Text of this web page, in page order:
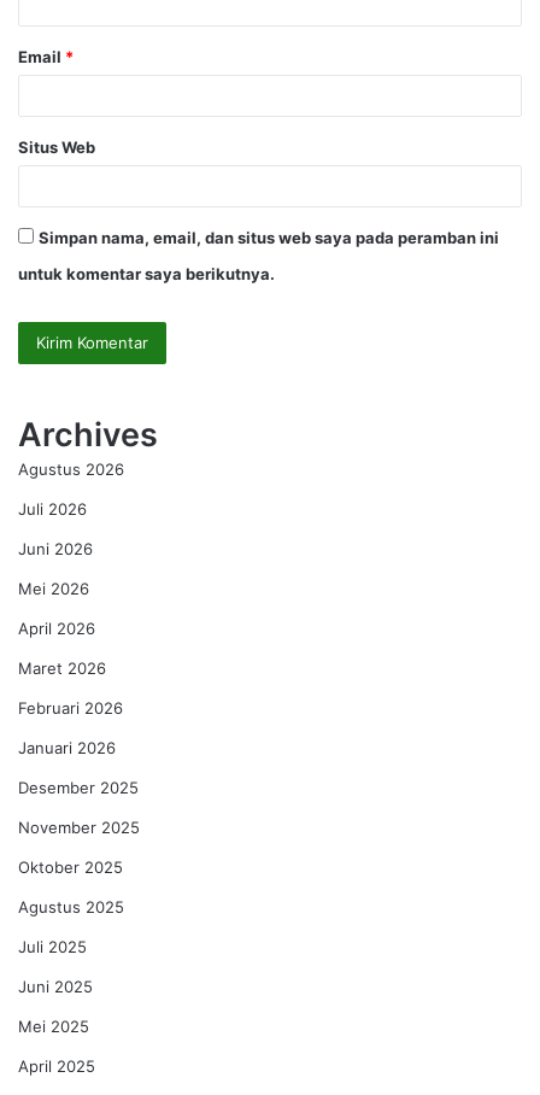
Email *
Situs Web
Simpan nama, email, dan situs web saya pada peramban ini
untuk komentar saya berikutnya.
Archives
Agustus 2026
Juli 2026
Juni 2026
Mei 2026
April 2026
Maret 2026
Februari 2026
Januari 2026
Desember 2025
November 2025
Oktober 2025
Agustus 2025
Juli 2025
Juni 2025
Mei 2025
April 2025